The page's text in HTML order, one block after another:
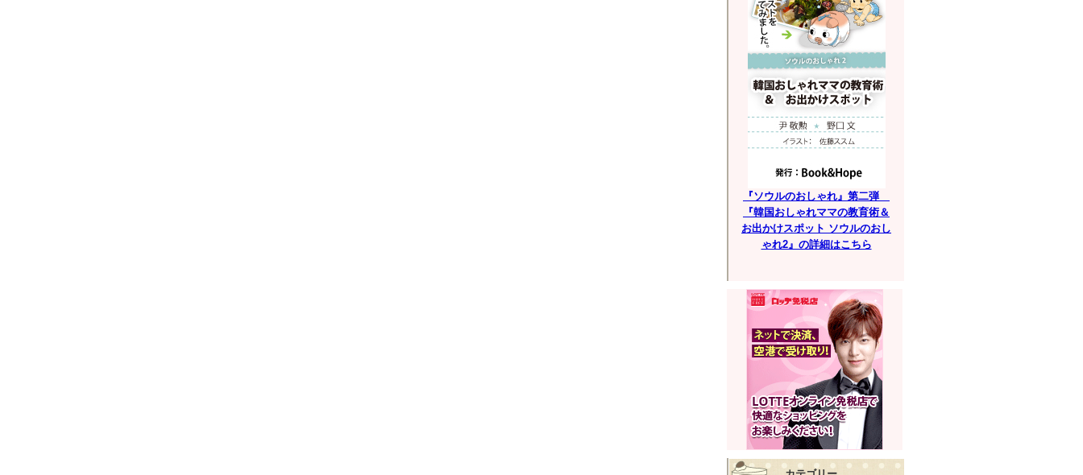
『ソウルのおしゃれ』第二弾
『韓国おしゃれママの教育術＆
お出かけスポット ソウルのおし
ゃれ2』の詳細はこちら